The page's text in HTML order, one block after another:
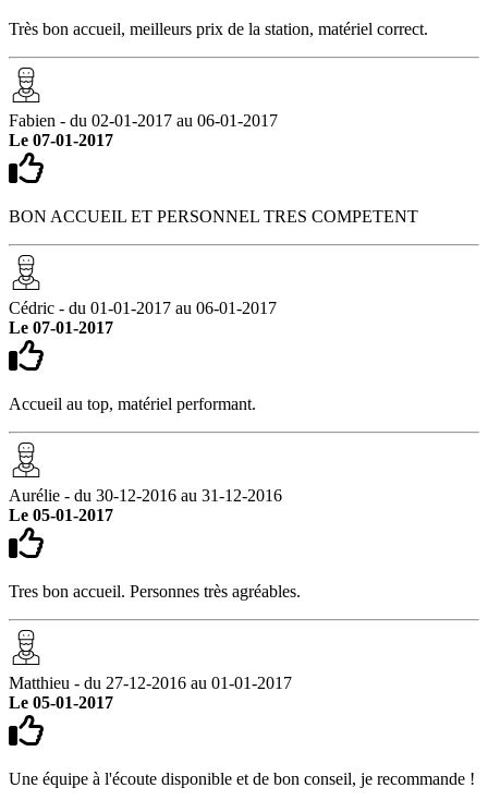
Très bon accueil, meilleurs prix de la station, matériel correct.
Fabien - du 02-01-2017 au 06-01-2017
Le 07-01-2017
BON ACCUEIL ET PERSONNEL TRES COMPETENT
Cédric - du 01-01-2017 au 06-01-2017
Le 07-01-2017
Accueil au top, matériel performant.
Aurélie - du 30-12-2016 au 31-12-2016
Le 05-01-2017
Tres bon accueil. Personnes très agréables.
Matthieu - du 27-12-2016 au 01-01-2017
Le 05-01-2017
Une équipe à l'écoute disponible et de bon conseil, je recommande !